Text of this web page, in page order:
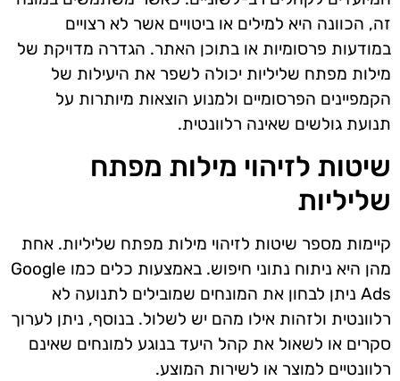
זה, הכוונה היא למילים או ביטויים אשר לא רצויים
במודעות פרסומיות או בתוכן האתר. הגדרה מדויקת של
מילות מפתח שליליות יכולה לשפר את היעילות של
הקמפיינים הפרסומיים ולמנוע הוצאות מיותרות על
תנועת גולשים שאינה רלוונטית.
שיטות לזיהוי מילות מפתח
שליליות
קיימות מספר שיטות לזיהוי מילות מפתח שליליות. אחת
מהן היא ניתוח נתוני חיפוש. באמצעות כלים כמו Google
Ads ניתן לבחון את המונחים שמובילים לתנועה לא
רלוונטית ולזהות אילו מהם יש לשלול. בנוסף, ניתן לערוך
סקרים או לשאול את קהל היעד בנוגע למונחים שאינם
רלוונטיים למוצר או לשירות המוצע.